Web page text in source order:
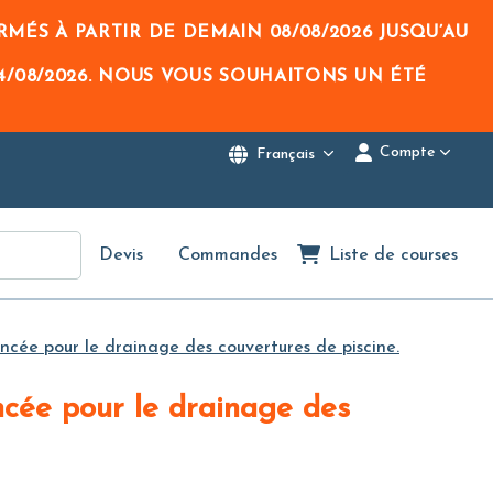
À PARTIR DE DEMAIN 08/08/2026JUSQU’AU
08/2026. NOUS VOUS SOUHAITONS UN ÉTÉ
Français Compte
Devis Commandes Liste de courses
pour le drainage des couvertures de piscine.